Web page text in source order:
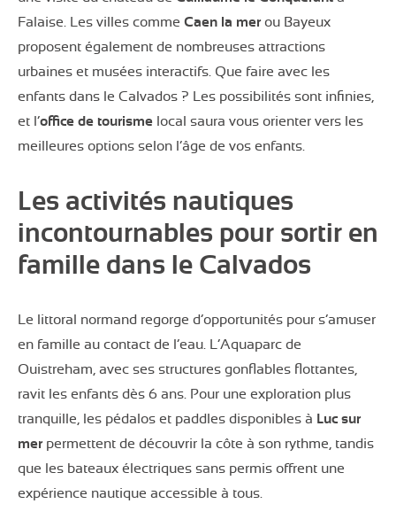
Falaise. Les villes comme Caen la merou Bayeux
proposent également de nombreuses attractions
urbaines et musées interactifs. Que faire avec les
enfants dans le Calvados ? Les possibilités sont infinies,
et l’office de tourisme local saura vous orienter vers les
meilleures options selon l’âge de vos enfants.
Les activités nautiques
incontournables pour sortir en
famille dans le Calvados
Le littoral normand regorge d’opportunités pour s’amuser
en famille au contact de l’eau. L’Aquaparc de
Ouistreham, avec ses structures gonflables flottantes,
ravit les enfants dès 6 ans. Pour une exploration plus
tranquille, les pédalos et paddles disponibles à Luc sur
merpermettent de découvrir la côte à son rythme, tandis
que les bateaux électriques sans permis offrent une
expérience nautique accessible à tous.